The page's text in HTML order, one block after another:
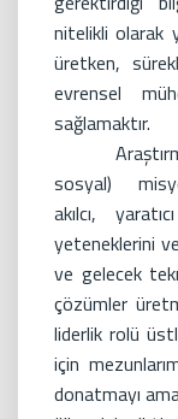
nitelikli olarak
üretken,
evrensel
sağlamaktır.
Araştırma
sosyal)
akılcı,
yeteneklerini
ve gelecek
çözümler
liderlik rolü
için
donatmayı